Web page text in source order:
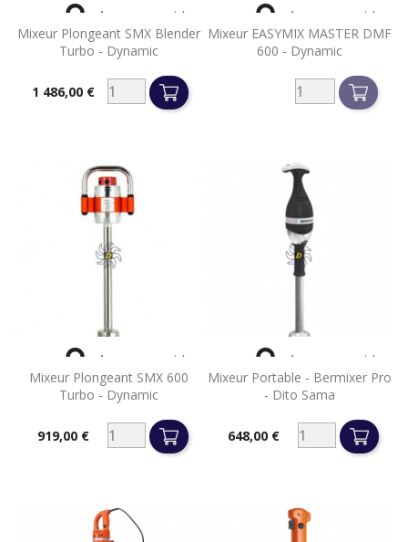
Mixeur Plongeant SMX Blender
Turbo - Dynamic
Prix1 486,00 €
 Aperçu rapide
Mixeur EASYMIX MASTER DMF
600 - Dynamic
 Aperçu rapide
Mixeur Plongeant SMX 600
Turbo - Dynamic
Prix919,00 €
 Aperçu rapide
Mixeur Portable - Bermixer Pro
- Dito Sama
Prix648,00 €
 Aperçu rapide